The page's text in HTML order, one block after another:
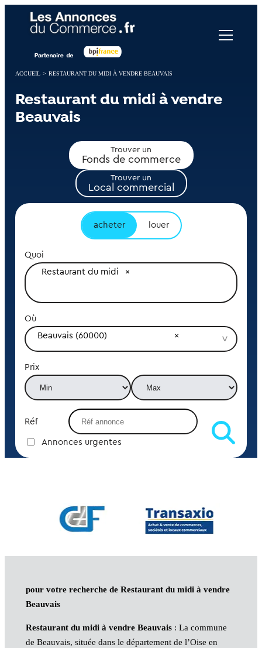
ACCUEIL > RESTAURANT DU MIDI À VENDRE BEAUVAIS
Restaurant du midi à vendre
Beauvais
Trouver un
Fonds de commerce
Trouver un
Local commercial
acheter louer
Quoi
Restaurant du midi
Où
Beauvais (60000)
Prix
Réf
Annonces urgentes
pour votre recherche de Restaurant du midi à vendre
Beauvais
Restaurant du midi à vendre Beauvais: La commune
de Beauvais, située dans le département de l’Oise en
Panneau de gestion des cookies